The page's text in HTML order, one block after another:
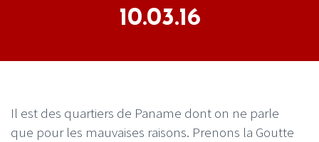
10.03.16
Il est des quartiers de Paname dont on ne parle
que pour les mauvaises raisons. Prenons la Goutte